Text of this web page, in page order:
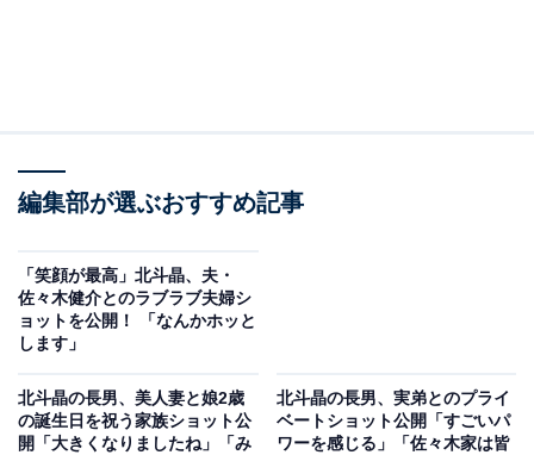
編集部が選ぶおすすめ記事
「笑顔が最高」北斗晶、夫・
佐々木健介とのラブラブ夫婦シ
ョットを公開！ 「なんかホッと
します」
北斗晶の長男、美人妻と娘2歳
の誕生日を祝う家族ショット公
開「大きくなりましたね」「み
北斗晶の長男、実弟とのプライ
ベートショット公開「すごいパ
ワーを感じる」「佐々木家は皆